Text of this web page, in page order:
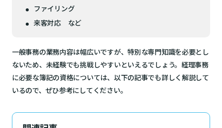
ファイリング
来客対応 など
一般事務の業務内容は幅広いですが、特別な専門知識を必要とし
ないため、未経験でも挑戦しやすいといえるでしょう。経理事務
に必要な簿記の資格については、以下の記事でも詳しく解説して
いるので、ぜひ参考にしてください。